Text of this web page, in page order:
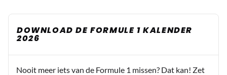
DOWNLOAD DE FORMULE 1 KALENDER
2026
Nooit meer iets van de Formule 1 missen? Dat kan! Zet